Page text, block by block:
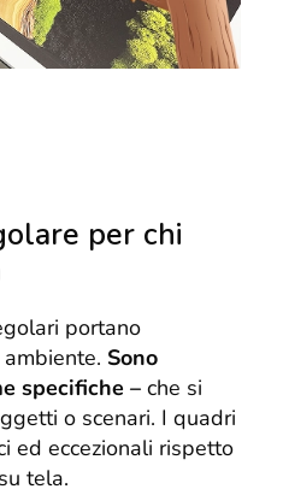
per chi
portano
Sono
specifiche – che si
o scenari. I quadri
ed eccezionali rispetto
tela.